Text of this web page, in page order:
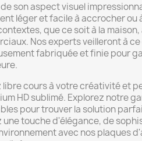
de son aspect visuel
léger et facile à accrocher ou
que ce soit à la
Nos experts veilleront à
fabriquée et finie pour
libre cours à votre créativité et
HD sublimé. Explorez notre
pour trouver la solution
une touche d'élégance, de
avec nos plaques